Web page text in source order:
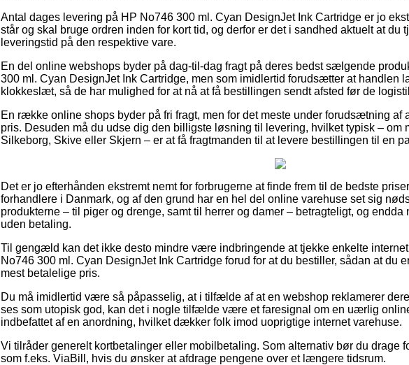
Antal dages levering på HP No746 300 ml. Cyan DesignJet Ink Cartridge er jo
står og skal bruge ordren inden for kort tid, og derfor er det i sandhed aktuelt at du
leveringstid på den respektive vare.
En del online webshops byder på dag-til-dag fragt på deres bedst sælgende
300 ml. Cyan DesignJet Ink Cartridge, men som imidlertid forudsætter at handlen
klokkeslæt, så de har mulighed for at nå at få bestillingen sendt afsted før de
En række online shops byder på fri fragt, men for det meste under forudsætning af
pris. Desuden må du udse dig den billigste løsning til levering, hvilket typisk – om
Silkeborg, Skive eller Skjern – er at få fragtmanden til at levere bestillingen til en
Det er jo efterhånden ekstremt nemt for forbrugerne at finde frem til de bedste
forhandlere i Danmark, og af den grund har en hel del online varehuse set sig
produkterne – til piger og drenge, samt til herrer og damer – betragteligt, og endda
uden betaling.
Til gengæld kan det ikke desto mindre være indbringende at tjekke enkelte
No746 300 ml. Cyan DesignJet Ink Cartridge forud for at du bestiller, sådan at du
mest betalelige pris.
Du må imidlertid være så påpasselig, at i tilfælde af at en webshop reklamerer
ses som utopisk god, kan det i nogle tilfælde være et faresignal om en uærlig
indbefattet af en anordning, hvilket dækker folk imod uoprigtige internet varehuse.
Vi tilråder generelt kortbetalinger eller mobilbetaling. Som alternativ bør du drage
som f.eks. ViaBill, hvis du ønsker at afdrage pengene over et længere tidsrum.